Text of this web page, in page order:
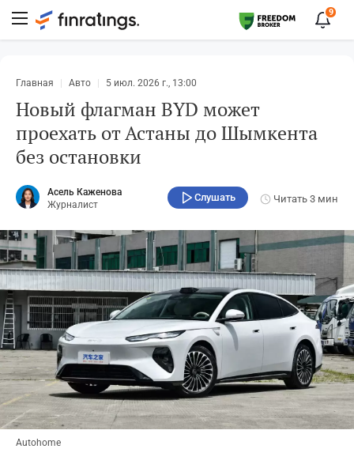
9
Главная Авто 5 июл. 2026 г., 13:00
Новый флагман BYD может
проехать от Астаны до Шымкента
без остановки
Асель Каженова
Журналист
Слушать Читать 3 мин
Autohome